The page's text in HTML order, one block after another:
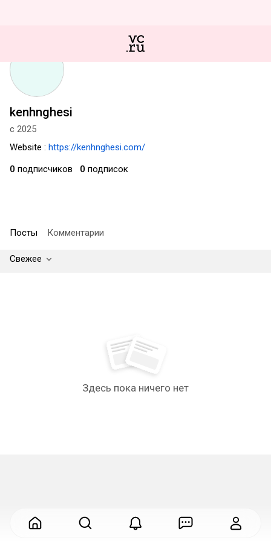
kenhnghesi
с 2025
Website : https://kenhnghesi.com/
0 подписчиков 0 подписок
Посты Комментарии
Свежее
Здесь пока ничего нет